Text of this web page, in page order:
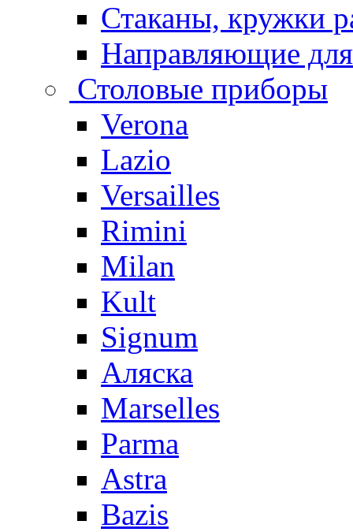
Стаканы, кружки
Направляющие
Столовые приборы
Verona
Lazio
Versailles
Rimini
Milan
Kult
Signum
Аляска
Marselles
Parma
Astra
Bazis